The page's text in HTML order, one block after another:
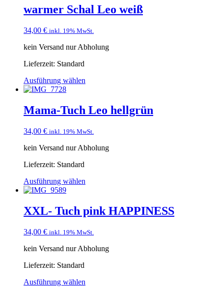
warmer Schal Leo weiß
34,00 € inkl. 19% MwSt.
kein Versand nur Abholung
Lieferzeit: Standard
Ausführung wählen
Mama-Tuch Leo hellgrün
34,00 € inkl. 19% MwSt.
kein Versand nur Abholung
Lieferzeit: Standard
Ausführung wählen
XXL- Tuch pink HAPPINESS
34,00 € inkl. 19% MwSt.
kein Versand nur Abholung
Lieferzeit: Standard
Ausführung wählen